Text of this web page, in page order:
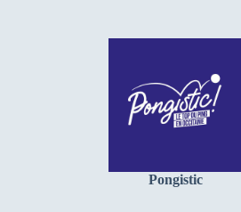
Pongistic